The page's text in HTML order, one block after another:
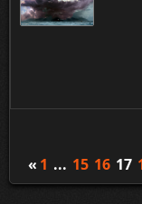
« 1 ... 15 16 17